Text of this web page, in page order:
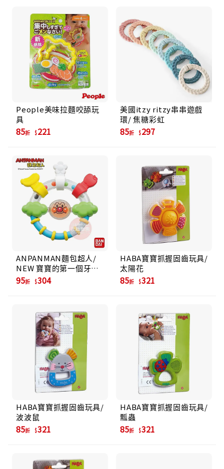
People美味拉麵咬舔玩
具
85折 221
美國itzy ritzy串串遊戲
環/ 焦糖彩虹
85折 297
ANPANMAN麵包超人/
NEW 寶寶的第一個牙咬
玩具
95折 304
HABA寶寶抓握固齒玩具/
太陽花
85折 321
HABA寶寶抓握固齒玩具/
波波鼠
85折 321
HABA寶寶抓握固齒玩具/
瓢蟲
85折 321